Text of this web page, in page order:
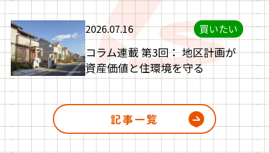
2026.07.16 買いたい
コラム連載 第3回： 地区計画が
資産価値と住環境を守る
記事一覧